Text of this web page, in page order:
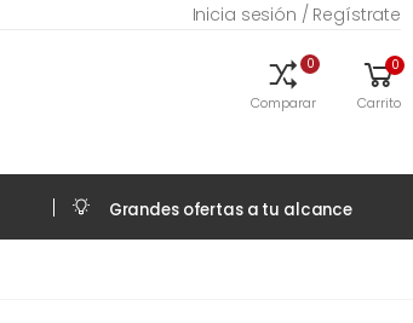
Inicia sesión / Regístrate
0
Comparar
0
Carrito
Grandes ofertas a tu alcance